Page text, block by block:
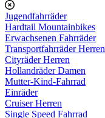
Jugendfahrräder
Hardtail Mountainbikes
Erwachsenen Fahrräder
Transportfahrräder Herren
Cityräder Herren
Hollandräder Damen
Mutter-Kind-Fahrrad
Einräder
Cruiser Herren
Single Speed Fahrrad